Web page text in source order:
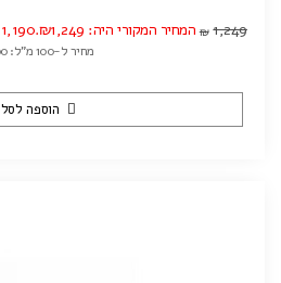
₪ 1,249 המחיר המקורי היה: ₪1,249. 1,190
מחיר ל-100 מ"ל: ₪119.00
הוספה לסל